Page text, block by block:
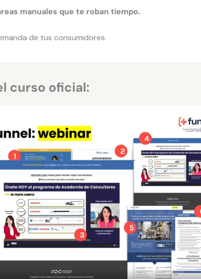
manuales que te roban tiempo.
de tus consumidores.
curso oficial: